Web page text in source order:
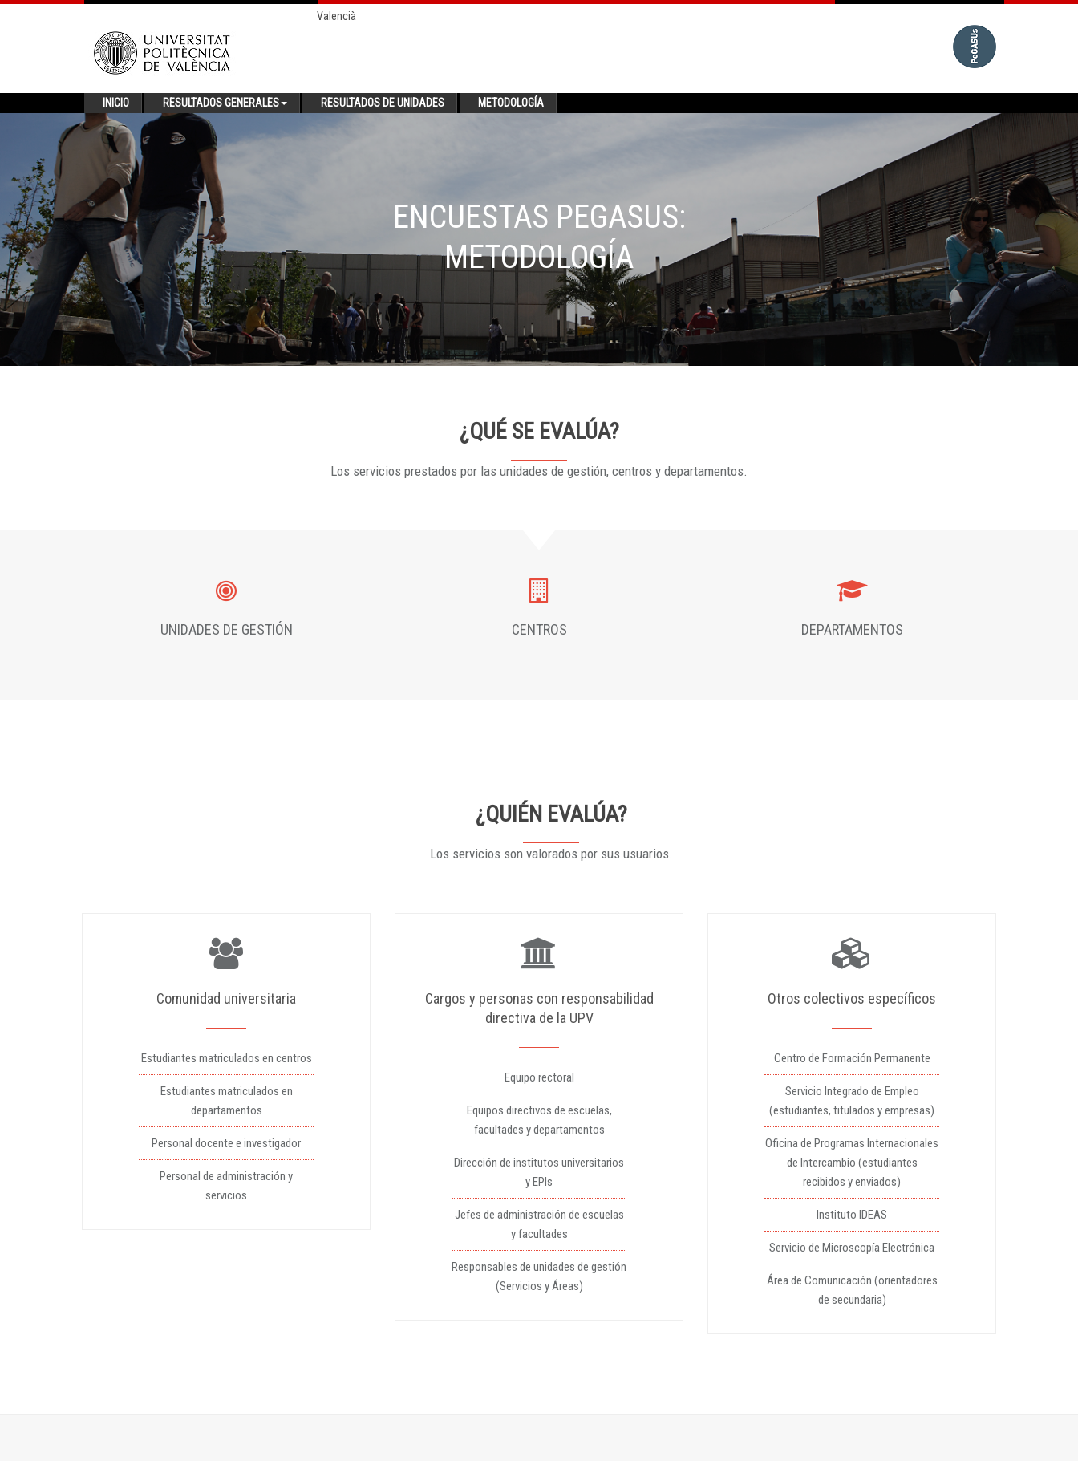
Valencià
INICIO RESULTADOS GENERALES RESULTADOS DE UNIDADES METODOLOGÍA
ENCUESTAS PEGASUS:
METODOLOGÍA
¿QUÉ SE EVALÚA?
Los servicios prestados por las unidades de gestión, centros y departamentos.
UNIDADES DE GESTIÓN CENTROS DEPARTAMENTOS
¿QUIÉN EVALÚA?
Los servicios son valorados por sus usuarios.
Comunidad universitaria
Estudiantes matriculados en centros
Estudiantes matriculados en
departamentos
Personal docente e investigador
Personal de administración y
servicios
Cargos y personas con responsabilidad
directiva de la UPV
Equipo rectoral
Equipos directivos de escuelas,
facultades y departamentos
Dirección de institutos universitarios
y EPIs
Jefes de administración de escuelas
y facultades
Responsables de unidades de gestión
(Servicios y Áreas)
Otros colectivos específicos
Centro de Formación Permanente
Servicio Integrado de Empleo
(estudiantes, titulados y empresas)
Oficina de Programas Internacionales
de Intercambio (estudiantes
recibidos y enviados)
Instituto IDEAS
Servicio de Microscopía Electrónica
Área de Comunicación (orientadores
de secundaria)